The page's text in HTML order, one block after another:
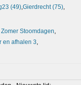
(49),Gierdrecht (75),
Stoomdagen,
en afhalen 3,